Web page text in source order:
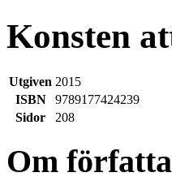
Konsten
Utgiven 2015
ISBN
9789177424239
Sidor
208
Om